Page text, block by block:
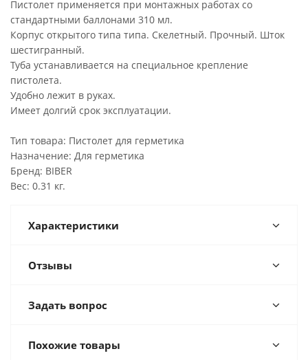
Пистолет применяется при монтажных работах со
стандартными баллонами 310 мл.
Корпус открытого типа типа. Скелетный. Прочный. Шток
шестигранный.
Туба устанавливается на специальное крепление
пистолета.
Удобно лежит в руках.
Имеет долгий срок эксплуатации.
Тип товара: Пистолет для герметика
Назначение: Для герметика
Бренд: BIBER
Вес: 0.31 кг.
Характеристики
Отзывы
Задать вопрос
Похожие товары